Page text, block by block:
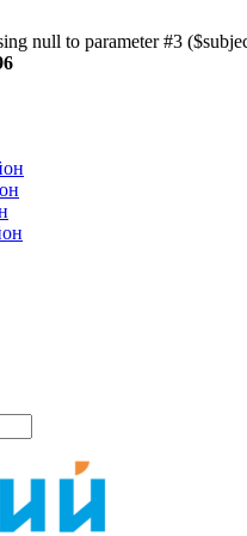
null to parameter #3